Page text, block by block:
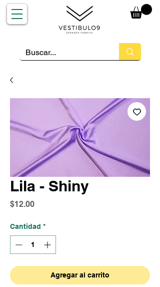
Lila - Shiny
$12.00Precio
Cantidad *
Agregar al carrito